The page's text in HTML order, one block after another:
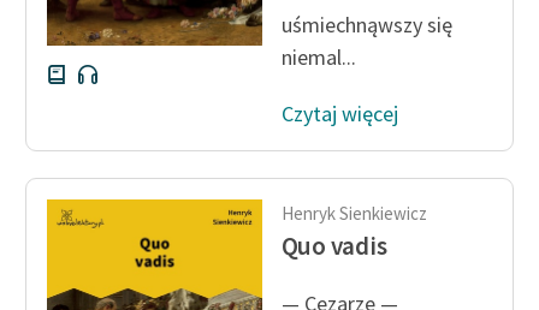
uśmiechnąwszy się
niemal...
Czytaj więcej
Henryk Sienkiewicz
Quo vadis
— Cezarze —